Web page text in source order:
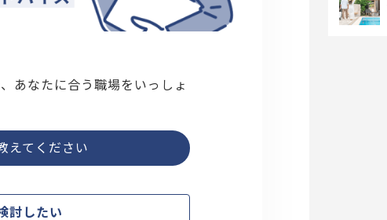
あなたに合う職場をいっしょ
えてください
討したい